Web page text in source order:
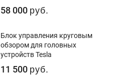
58 000 руб.
Блок управления круговым
обзором для головных
устройств Tesla
11 500 руб.